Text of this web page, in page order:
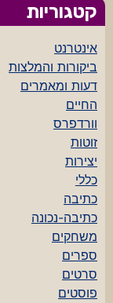
קטגוריות
אינטרנט
ביקורות והמלצות
דעות ומאמרים
החיים
וורדפרס
זוטות
יצירות
כללי
כתיבה
כתיבה-נכונה
משחקים
ספרים
סרטים
פוסטים